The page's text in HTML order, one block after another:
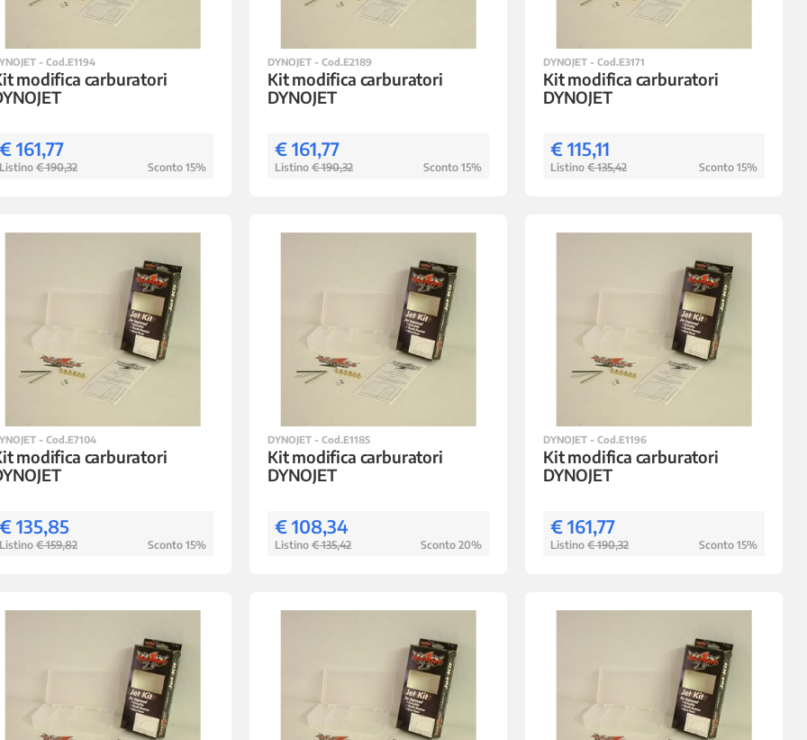
- Cod.E1194
modifica carburatori
161,77
€ 190,32 Sconto 15%
DYNOJET - Cod.E2189
Kit modifica carburatori
DYNOJET
€ 161,77
Listino € 190,32 Sconto 15%
DYNOJET - Cod.E3171
Kit modifica carburatori
DYNOJET
€ 115,11
Listino € 135,42 Sconto 15%
- Cod.E7104
modifica carburatori
135,85
€ 159,82 Sconto 15%
DYNOJET - Cod.E1185
Kit modifica carburatori
DYNOJET
€ 108,34
Listino € 135,42 Sconto 20%
DYNOJET - Cod.E1196
Kit modifica carburatori
DYNOJET
€ 161,77
Listino € 190,32 Sconto 15%